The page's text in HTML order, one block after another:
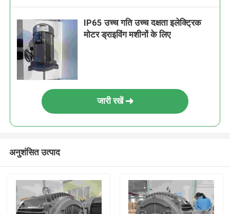
IP65 उच्च गति उच्च दक्षता इलेक्ट्रिक
मोटर ड्राइविंग मशीनों के लिए
जारी रखें
अनुशंसित उत्पाद